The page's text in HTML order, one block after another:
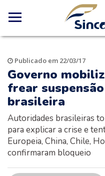
Publicado em 22/03/17
Governo
frear
brasileira
Autoridades brasileiras
para explicar a crise e
Europeia, China, Chile,
confirmaram bloqueio